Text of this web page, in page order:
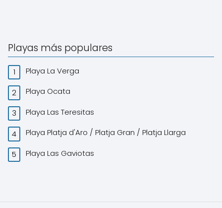
Playas más populares
Playa La Verga
Playa Ocata
Playa Las Teresitas
Playa Platja d'Aro / Platja Gran / Platja Llarga
Playa Las Gaviotas